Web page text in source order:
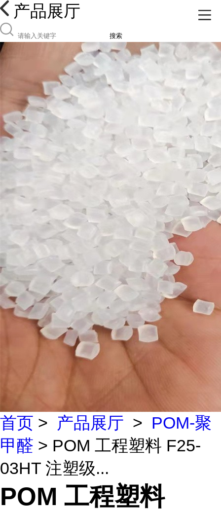
产品展厅
搜索
首页 > 产品展厅 > POM-聚
甲醛 > POM 工程塑料 F25-
03HT 注塑级...
POM 工程塑料